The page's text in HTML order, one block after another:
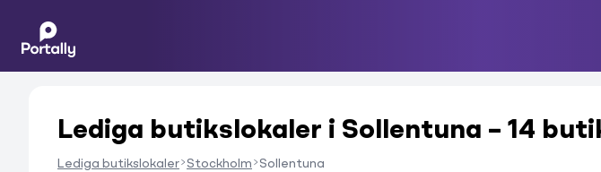
Lediga butikslokaler i Sollentuna – 14
Lediga butikslokaler Stockholm Sollentuna